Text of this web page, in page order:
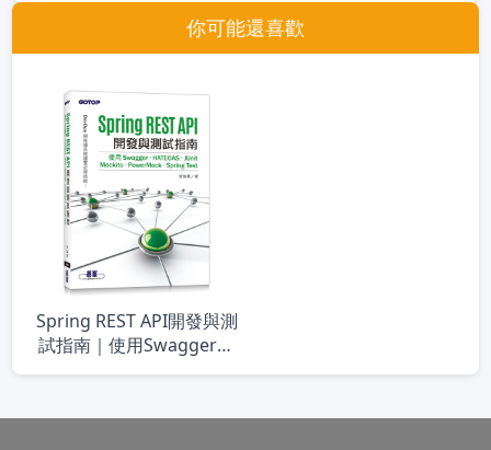
你可能還喜歡
Spring REST API開發與測
試指南｜使用Swagger、
HATEOAS、JUnit、
Spring Test